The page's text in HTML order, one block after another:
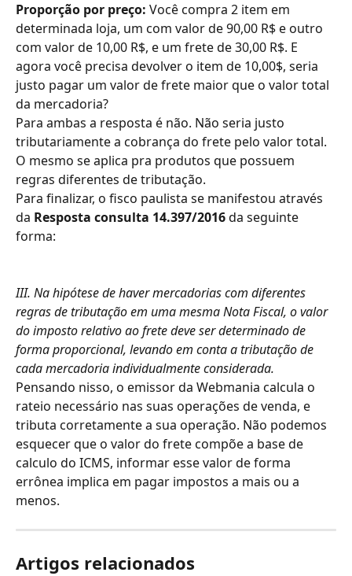
Proporção por preço: Você compra 2 item em
determinada loja, um com valor de 90,00 R$ e outro
com valor de 10,00 R$, e um frete de 30,00 R$. E
agora você precisa devolver o item de 10,00$, seria
justo pagar um valor de frete maior que o valor total
da mercadoria?
Para ambas a resposta é não. Não seria justo
tributariamente a cobrança do frete pelo valor total.
O mesmo se aplica pra produtos que possuem
regras diferentes de tributação.
Para finalizar, o fisco paulista se manifestou através
da Resposta consulta 14.397/2016 da seguinte
forma:
III. Na hipótese de haver mercadorias com diferentes
regras de tributação em uma mesma Nota Fiscal, o valor
do imposto relativo ao frete deve ser determinado de
forma proporcional, levando em conta a tributação de
cada mercadoria individualmente considerada.
Pensando nisso, o emissor da Webmania calcula o
rateio necessário nas suas operações de venda, e
tributa corretamente a sua operação. Não podemos
esquecer que o valor do frete compõe a base de
calculo do ICMS, informar esse valor de forma
errônea implica em pagar impostos a mais ou a
menos.
Artigos relacionados